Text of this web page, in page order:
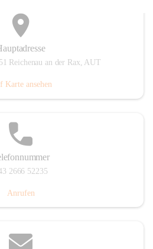
Reichenau an der Rax, AUT
Karte ansehen
2666 52235
Anrufen